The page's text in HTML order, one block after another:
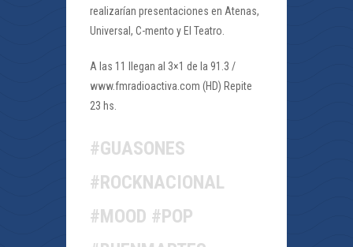
realizarían presentaciones en Atenas,
Universal, C-mento y El Teatro.
A las 11 llegan al 3×1 de la 91.3 /
www.fmradioactiva.com (HD) Repite
23 hs.
#GUASONES
#ROCKNACIONAL
#MOOD #POP